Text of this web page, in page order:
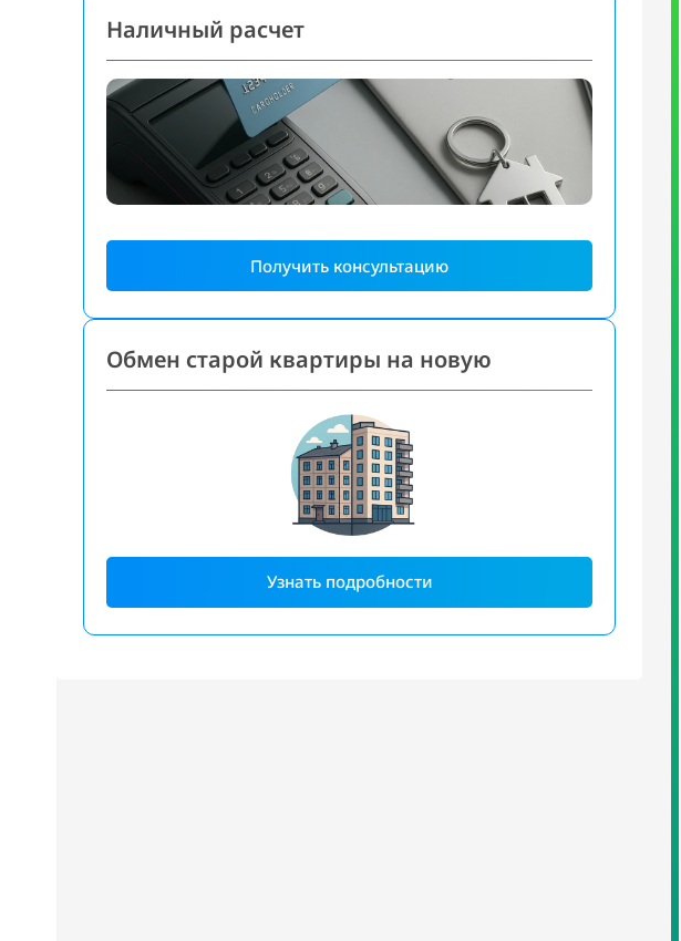
Наличный расчет
Получить консультацию
Обмен старой квартиры на новую
Узнать подробности